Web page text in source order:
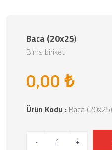
Baca (20x25)
Bims biriket
0,00 ₺
Ürün Kodu : Baca (20x25)
- +